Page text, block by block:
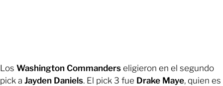
Los Washington Commanders eligieron en el segundo
pick a Jayden Daniels. El pick 3 fue Drake Maye, quien es